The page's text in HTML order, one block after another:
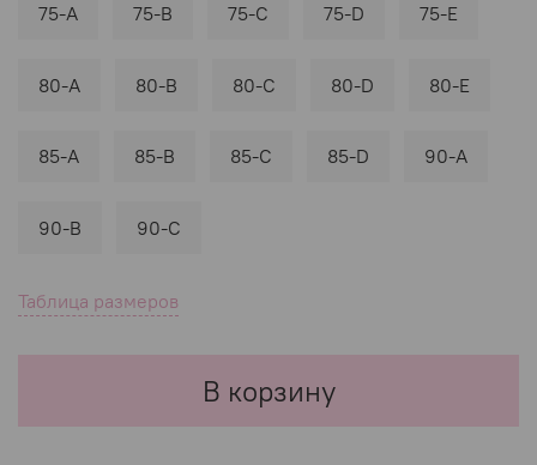
Таблица размеров
В корзину
75-A 75-B 75-C 75-D 75-E
80-A 80-B 80-C 80-D 80-E
85-A 85-B 85-C 85-D 90-A
90-B 90-C